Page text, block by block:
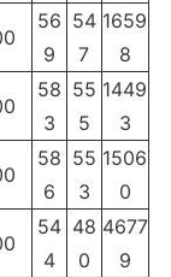
56
9
54
7
1659
8
58
3
55
5
1449
3
58
6
55
3
1506
0
54
4
48
0
4677
9